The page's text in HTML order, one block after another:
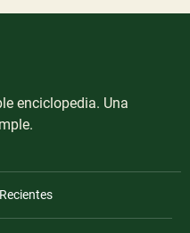
enciclopedia. Una
Recientes